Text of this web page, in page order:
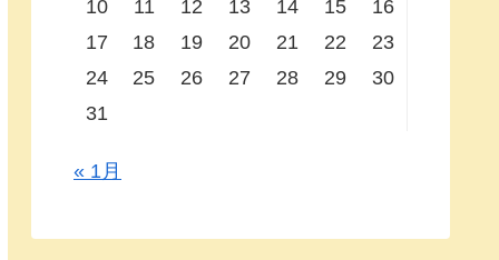
10
11 12 13 14 15
16
17
18 19 20 21 22
23
24
25 26 27 28 29
30
31
« 1月